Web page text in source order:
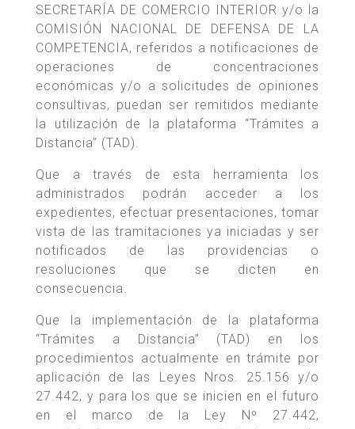
SECRETARÍA DE COMERCIO INTERIOR y/o la
COMISIÓN NACIONAL DE DEFENSA DE LA
COMPETENCIA, referidos a notificaciones de
operaciones de concentraciones
económicas y/o a solicitudes de opiniones
consultivas, puedan ser remitidos mediante
la utilización de la plataforma “Trámites a
Distancia” (TAD).
Que a través de esta herramienta los
administrados podrán acceder a los
expedientes, efectuar presentaciones, tomar
vista de las tramitaciones ya iniciadas y ser
notificados de las providencias o
resoluciones que se dicten en
consecuencia.
Que la implementación de la plataforma
“Trámites a Distancia” (TAD) en los
procedimientos actualmente en trámite por
aplicación de las Leyes Nros. 25.156 y/o
27.442, y para los que se inicien en el futuro
en el marco de la Ley Nº 27.442,